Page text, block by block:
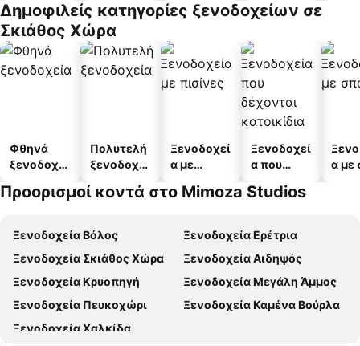
α
Δημοφιλείς κατηγορίες ξενοδοχείων σε
Σκιάθος Χώρα
Φθηνά
ξενοδοχεί
Πολυτελή
ξενοδοχεί
Ξενοδοχεί
α με
Ξενοδοχεί
α που
κατοικίδι
α με
Προορισμοί κοντά στο Mimoza Studios
Ξενοδοχεία Βόλος
Ξενοδοχεία Ερέτρια
Ξενοδοχεία Σκιάθος Χώρα
Ξενοδοχεία Αιδηψός
Ξενοδοχεία Κρυοπηγή
Ξενοδοχεία Μεγάλη Άμμος
Ξενοδοχεία Πευκοχώρι
Ξενοδοχεία Καμένα Βούρλα
Ξενοδοχεία Χαλκίδα